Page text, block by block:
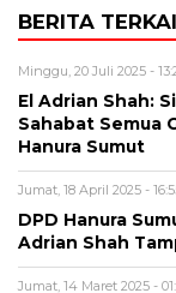
BERITA
Minggu, 20 Juli 2025 -
El Adrian Shah:
Sahabat Semua
Hanura Sumut
Jumat, 18 April 2025 -
DPD Hanura
Adrian Shah
Jumat, 14 Maret 2025 -